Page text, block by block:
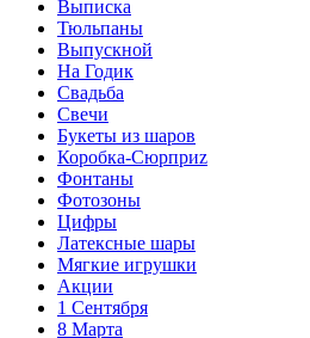
Выписка
Тюльпаны
Выпускной
На Годик
Свадьба
Свечи
Букеты из шаров
Коробка-Сюрприz
Фонтаны
Фотозоны
Цифры
Латексные шары
Мягкие игрушки
Акции
1 Сентября
8 Марта